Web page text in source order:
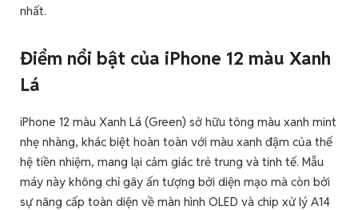
nhất.
Điểm nổi bật của iPhone 12 màu Xanh
Lá
iPhone 12 màu Xanh Lá (Green) sở hữu tông màu xanh mint
nhẹ nhàng, khác biệt hoàn toàn với màu xanh đậm của thế
hệ tiền nhiệm, mang lại cảm giác trẻ trung và tinh tế. Mẫu
máy này không chỉ gây ấn tượng bởi diện mạo mà còn bởi
sự nâng cấp toàn diện về màn hình OLED và chip xử lý A14